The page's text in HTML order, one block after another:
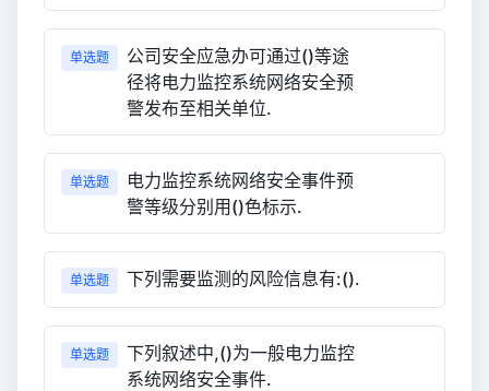
单选题
公司安全应急办可通过()等途
径将电力监控系统网络安全预
警发布至相关单位.
单选题
电力监控系统网络安全事件预
警等级分别用()色标示.
单选题 下列需要监测的风险信息有:().
单选题
下列叙述中,()为一般电力监控
系统网络安全事件.